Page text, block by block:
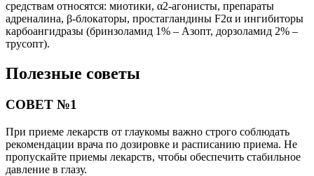
средствам относятся: миотики, α2-агонисты, препараты
адреналина, β-блокаторы, простагландины F2α и ингибиторы
карбоангидразы (бринзоламид 1% – Азопт, дорзоламид 2% –
трусопт).
Полезные советы
СОВЕТ №1
При приеме лекарств от глаукомы важно строго соблюдать
рекомендации врача по дозировке и расписанию приема. Не
пропускайте приемы лекарств, чтобы обеспечить стабильное
давление в глазу.